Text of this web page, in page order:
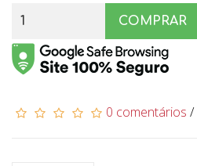
COMPRAR
0 comentários /